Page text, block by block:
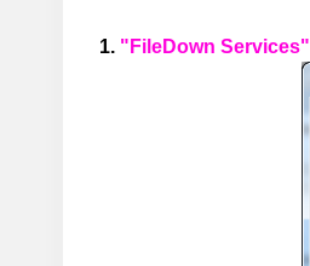
1. "FileDown Services"